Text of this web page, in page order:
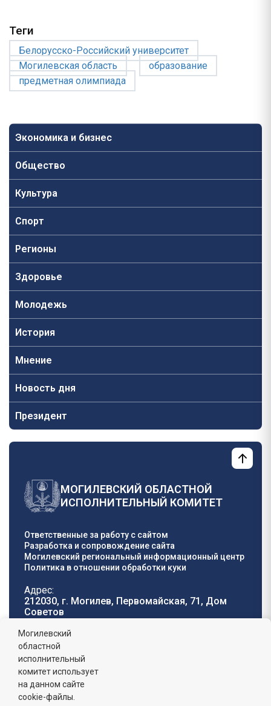
Экономика и бизнес
Общество
Культура
Спорт
Регионы
Здоровье
Молодежь
История
Мнение
Новость дня
Президент
Теги
Белорусско-Российский университет
Могилевская область
образование
предметная олимпиада
МОГИЛЕВСКИЙ ОБЛАСТНОЙ
ИСПОЛНИТЕЛЬНЫЙ КОМИТЕТ
Ответственные за работу с сайтом
Разработка и сопровождение сайта
Могилевский региональный информационный центр
Политика в отношении обработки куки
Адрес:
212030, г. Могилев, Первомайская, 71, Дом
Cоветов
Телефон горячей
линии:
8 (0222) 71-32-55
График работы:
пн-пт: 8.00 - 17.00, сб-вс: выходной,
обеденный перерыв: 13:00 - 14:00
Могилевский
областной
исполнительный
комитет использует
на данном сайте
cookie-файлы.